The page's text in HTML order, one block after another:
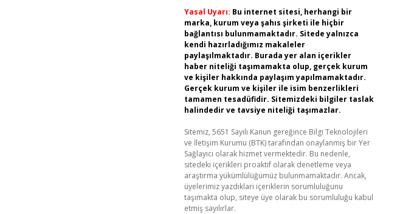
Yasal Uyarı: Bu internet sitesi, herhangi bir
marka, kurum veya şahıs şirketi ile hiçbir
bağlantısı bulunmamaktadır. Sitede yalnızca
kendi hazırladığımız makaleler
paylaşılmaktadır. Burada yer alan içerikler
haber niteliği taşımamakta olup, gerçek kurum
ve kişiler hakkında paylaşım yapılmamaktadır.
Gerçek kurum ve kişiler ile isim benzerlikleri
tamamen tesadüfidir. Sitemizdeki bilgiler taslak
halindedir ve tavsiye niteliği taşımazlar.
Sitemiz, 5651 Sayılı Kanun gereğince Bilgi Teknolojileri
ve İletişim Kurumu (BTK) tarafından onaylanmış bir Yer
Sağlayıcı olarak hizmet vermektedir. Bu nedenle,
sitedeki içerikleri proaktif olarak denetleme veya
araştırma yükümlülüğümüz bulunmamaktadır. Ancak,
üyelerimiz yazdıkları içeriklerin sorumluluğunu
taşımakta olup, siteye üye olarak bu sorumluluğu kabul
etmiş sayılırlar.